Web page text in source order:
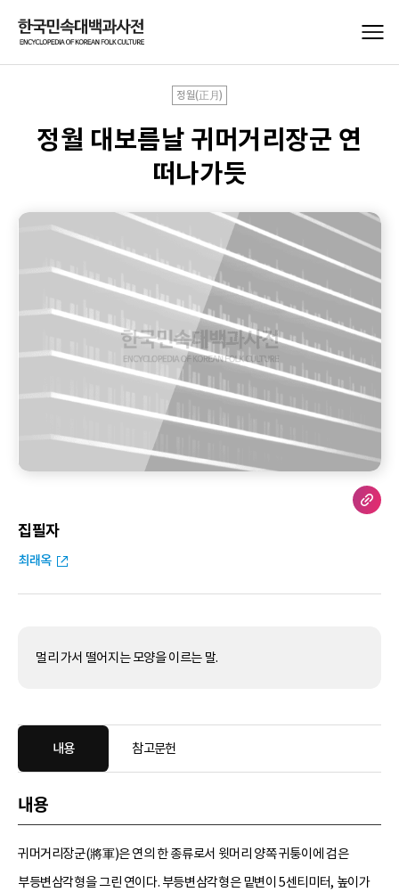
정월(正月)
정월 대보름날 귀머거리장군 연
떠나가듯
집필자
최래옥
멀리 가서 떨어지는 모양을 이르는 말.
내용 참고문헌
내용
귀머거리장군(將軍)은 연의 한 종류로서 윗머리 양쪽 귀퉁이에 검은
부등변삼각형을 그린 연이다. 부등변삼각형은 밑변이 5센티미터, 높이가